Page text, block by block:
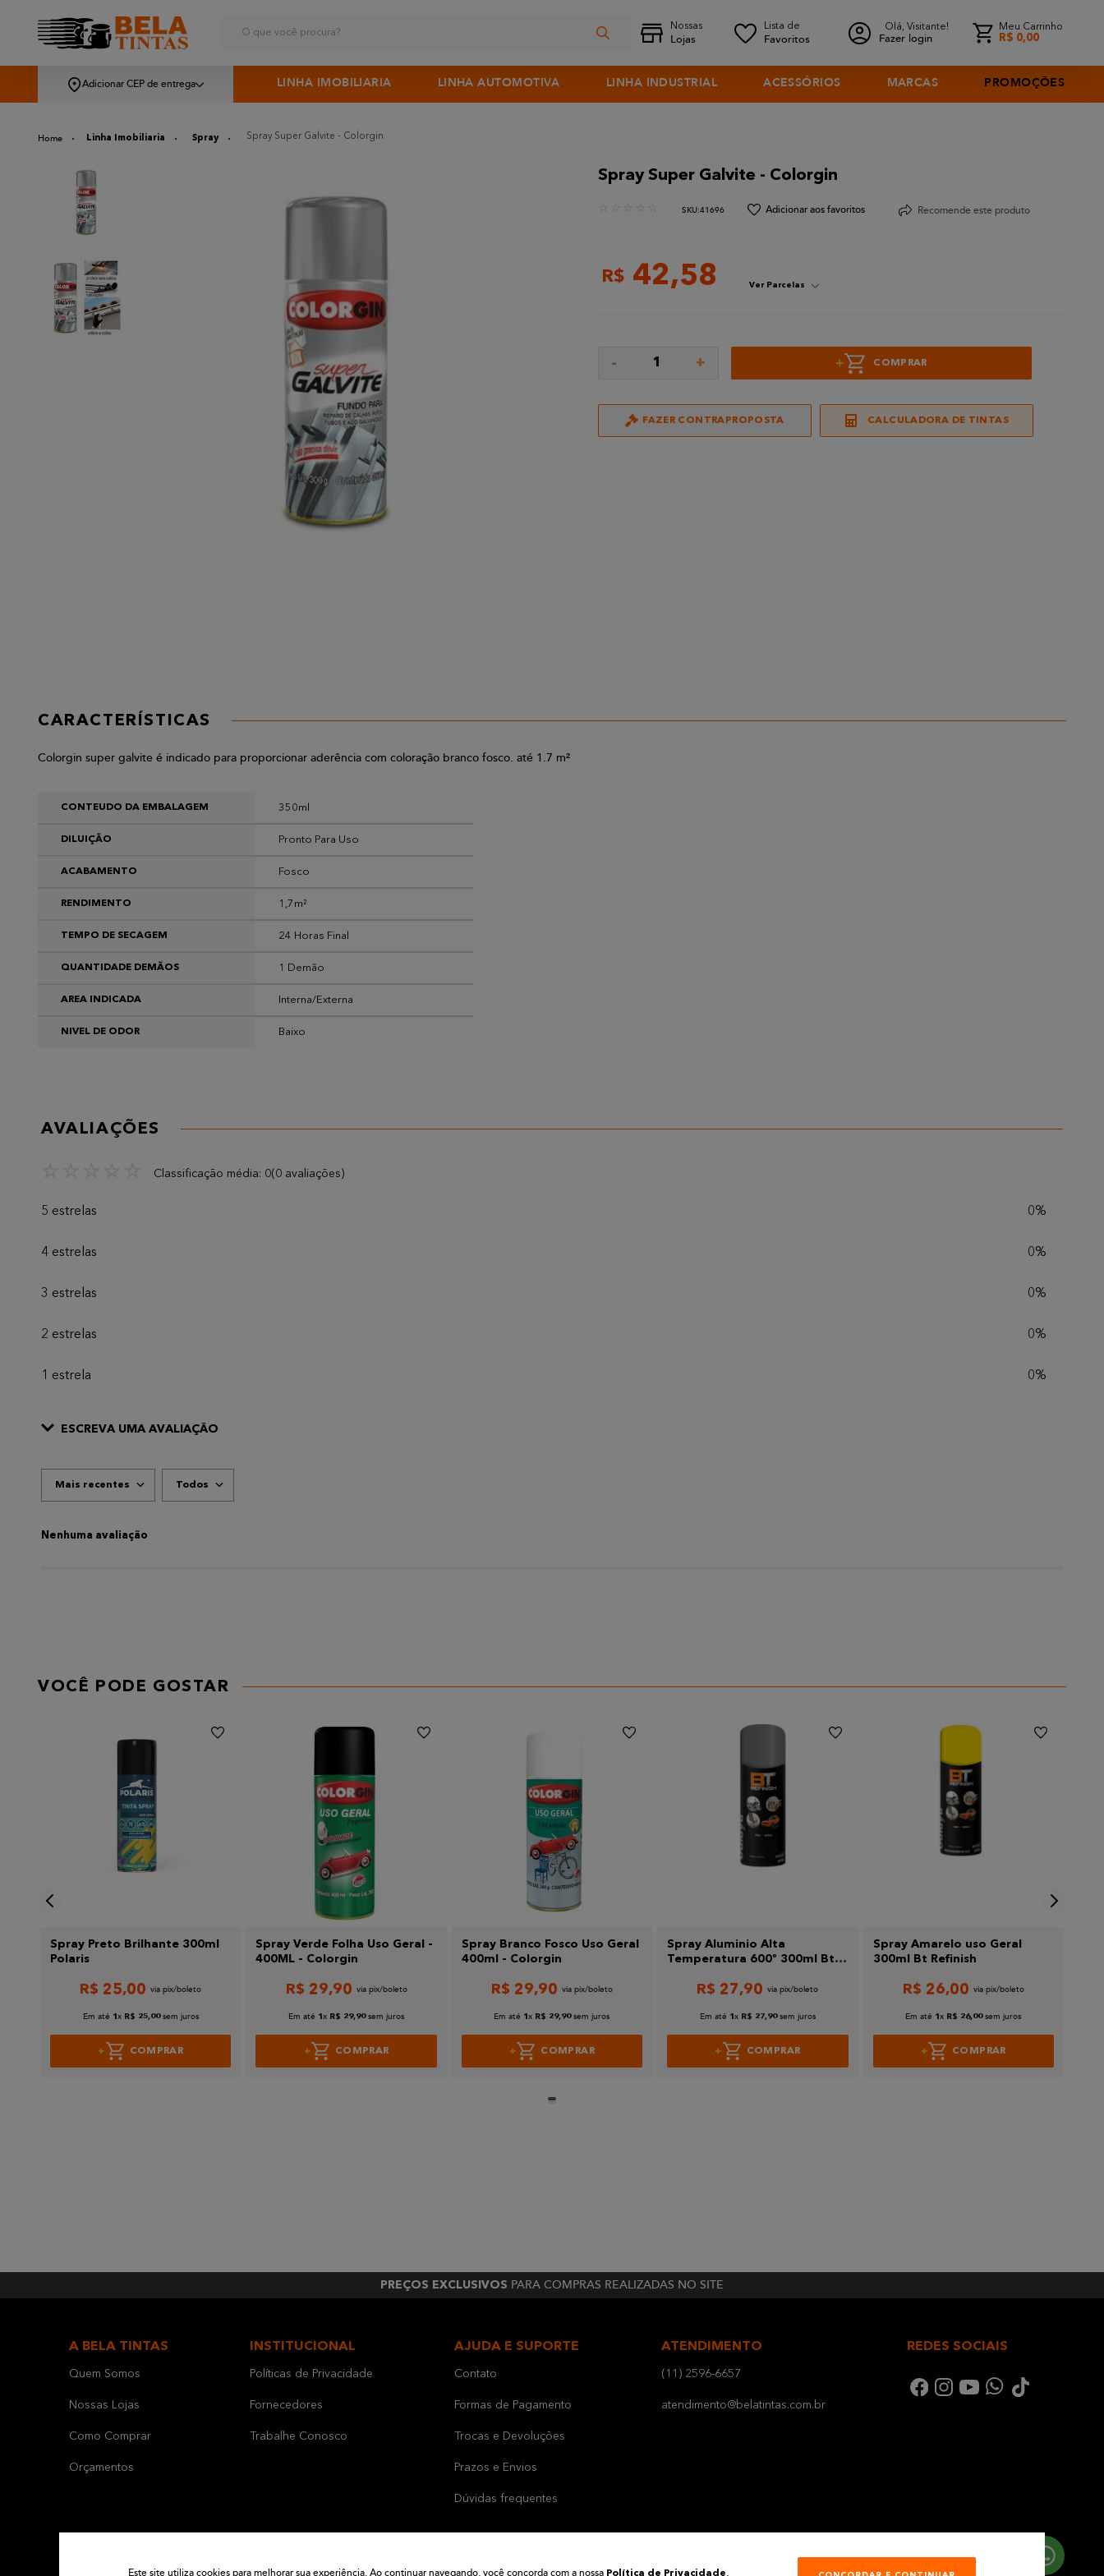
Olá, Visitante!
Fazer login
Meu Carrinho
R$ 0,00
Adicionar CEP de entrega LINHA IMOBILIARIA LINHA AUTOMOTIVA LINHA INDUSTRIAL ACESSÓRIOS MARCAS PROMOÇÕES
Linha Imobiliaria Spray Spray Super Galvite - Colorgin
Spray Super Galvite - Colorgin
:41696 Recomende este produto
R$ 42,58 Ver Parcelas
- 1 + + COMPRAR
FAZER CONTRAPROPOSTA CALCULADORA DE TINTAS
CARACTERÍSTICAS
Colorgin super galvite é indicado para proporcionar aderência com coloração branco fosco. até 1.7 m²
CONTEUDO DA EMBALAGEM 350ml
DILUIÇÃO Pronto Para Uso
ACABAMENTO Fosco
RENDIMENTO 1,7m²
TEMPO DE SECAGEM 24 Horas Final
QUANTIDADE DEMÃOS 1 Demão
AREA INDICADA Interna/Externa
NIVEL DE ODOR Baixo
AVALIAÇÕES
Classificação média: 0(0 avaliações)
5 estrelas 0%
4 estrelas 0%
3 estrelas 0%
2 estrelas 0%
1 estrela 0%
ESCREVA UMA AVALIAÇÃO
Endereço de email
Mais recentes Todos
Nenhuma avaliação
VOCÊ PODE GOSTAR
Spray Preto Brilhante 300ml
Polaris
R$ 25,00
Em até 1 x R$ 25,00 sem juros
COMPRAR
Spray Verde Folha Uso Geral -
400ML - Colorgin
R$ 29,90
Em até 1x R$ 29,90 sem juros
COMPRAR
Spray Branco Fosco Uso Geral
400ml - Colorgin
R$ 29,90
Em até 1x R$ 29,90 sem juros
COMPRAR
Spray Aluminio Alta
Temperatura 600º 300ml Bt
R$ 27,90
Em até 1 x R$ 27,90 sem juros
COMPRAR
Spray Amarelo uso Geral
300ml Bt Refinish
R$ 26,00
Em até 1x R$ 26,00 sem juros
COMPRAR
PREÇOS EXCLUSIVOS PARA COMPRAS REALIZADAS NO SITE
A BELA TINTAS
Quem Somos
Nossas Lojas
Como Comprar
Orçamentos
INSTITUCIONAL
Políticas de Privacidade
Fornecedores
Trabalhe Conosco
AJUDA E SUPORTE
Contato
Formas de Pagamento
Trocas e Devoluções
Prazos e Envios
Dúvidas frequentes
ATENDIMENTO
(11) 2596-6657
atendimento@belatintas.com.br
REDES SOCIAIS
Este site utiliza cookies para melhorar sua experiência. Ao continuar navegando, você concorda com a nossa Política de Privacidade.